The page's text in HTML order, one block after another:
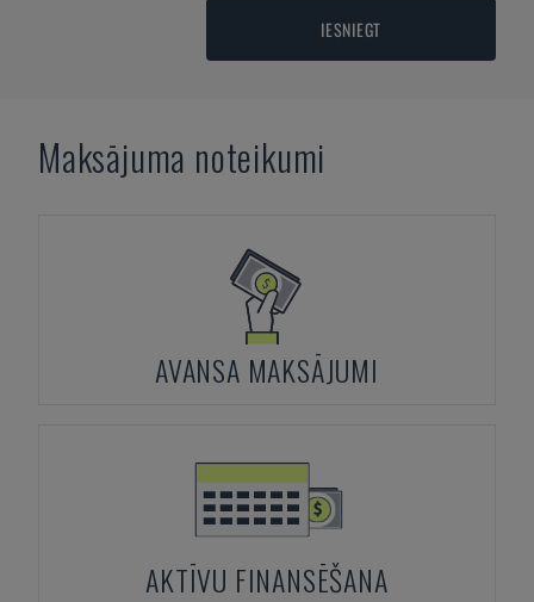
IESNIEGT
Maksājuma noteikumi
AVANSA MAKSĀJUMI
AKTĪVU FINANSĒŠANA